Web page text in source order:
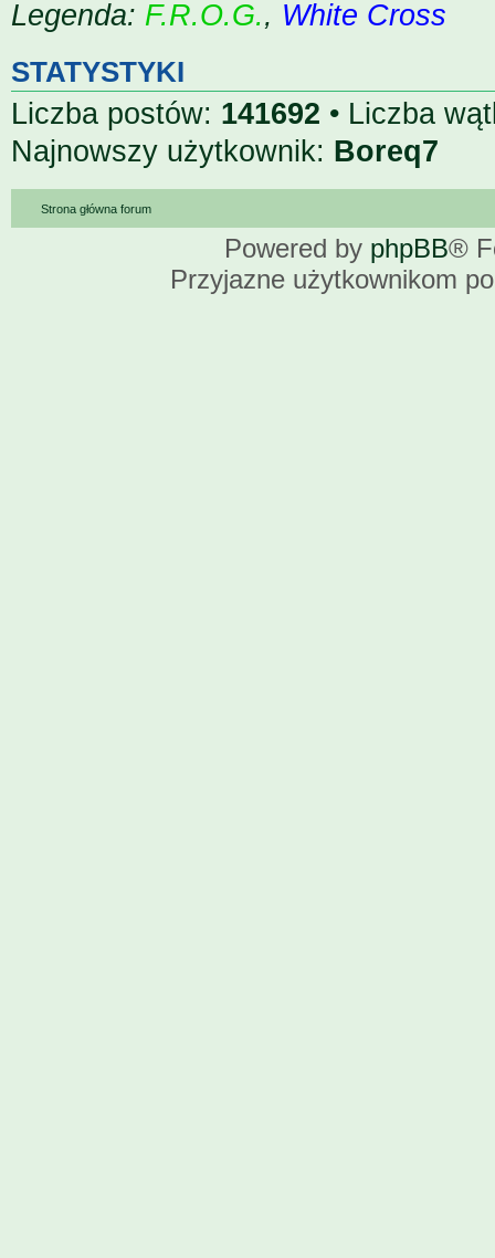
Legenda: F.R.O.G., White Cross
STATYSTYKI
Liczba postów: 141692 • Liczba
Najnowszy użytkownik: Boreq7
Strona główna forum
Powered by phpBB®
Przyjazne użytkownikom